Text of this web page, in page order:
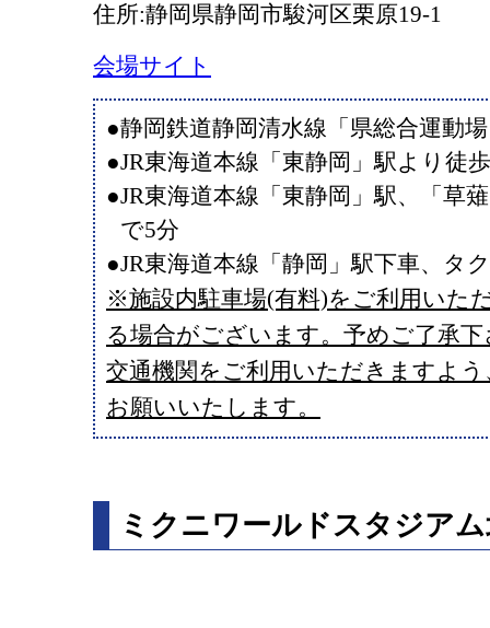
住所:静岡県静岡市駿河区栗原19-1
会場サイト
●静岡鉄道静岡清水線「県総合運動
●JR東海道本線「東静岡」駅より徒
●JR東海道本線「東静岡」駅、「草
で5分
●JR東海道本線「静岡」駅下車、タ
※施設内駐車場(有料)をご利用いた
る場合がございます。予めご了承
交通機関をご利用いただきますよ
お願いいたします。
ミクニワールドスタジア